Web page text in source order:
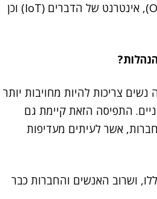
הנכסים התעשייתיים שלהם, הכוללים סביבות טכנולוגיה תפעולית (OT), אינטרנט של הדברים (IoT) וכן
צריכות להיות מחויבות יותר
התפיסה הזאת קיימת גם
אשר לעיתים מעדיפות
ושרוב האנשים והחברות כבר